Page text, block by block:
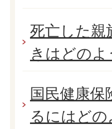
死亡した親
きはどの
国民健康保
るにはど